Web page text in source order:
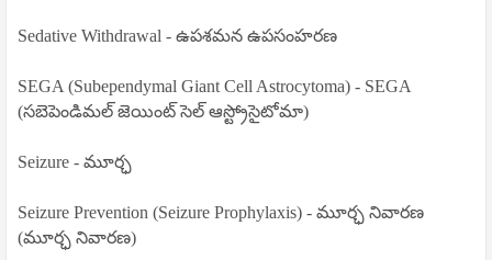
Sedative Withdrawal - ఉపశమన ఉపసంహరణ
SEGA (Subependymal Giant Cell Astrocytoma) - SEGA
(సబెపెండిమల్ జెయింట్ సెల్ ఆస్ట్రోసైటోమా)
Seizure - మూర్ఛ
Seizure Prevention (Seizure Prophylaxis) - మూర్ఛ నివారణ
(మూర్ఛ నివారణ)